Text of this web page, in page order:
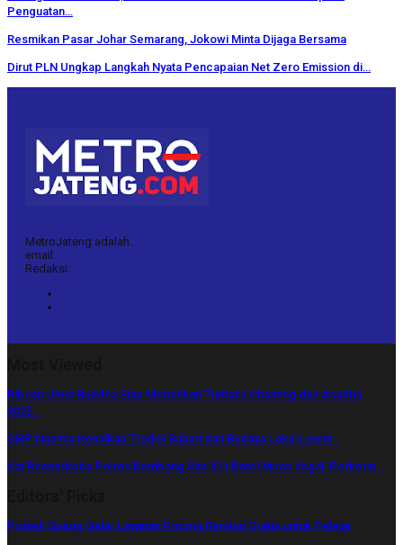
Penguatan…
Resmikan Pasar Johar Semarang, Jokowi Minta Dijaga Bersama
Dirut PLN Ungkap Langkah Nyata Pencapaian Net Zero Emission di…
MetroJateng adalah..
email:
Redaksi:
Ribuan Umat Buddha Siap Meriahkan Tipitaka Chanting dan Asadha
2025…
SMP Nasima Kenalkan Tradisi Bahari dan Budaya Lokal Lewat…
Sat Resnarkoba Polres Rembang Sita 321 Botol Miras Ilegal, Perketat…
Polsek Gubug Gelar Layanan Potong Rambut Gratis untuk Pelajar